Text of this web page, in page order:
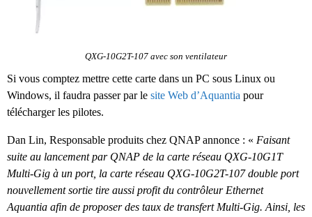
QXG-10G2T-107 avec son ventilateur
Si vous comptez mettre cette carte dans un PC sous Linux ou
Windows, il faudra passer par le site Web d’Aquantia pour
télécharger les pilotes.
Dan Lin, Responsable produits chez QNAP annonce : « Faisant
suite au lancement par QNAP de la carte réseau QXG-10G1T
Multi-Gig à un port, la carte réseau QXG-10G2T-107 double port
nouvellement sortie tire aussi profit du contrôleur Ethernet
Aquantia afin de proposer des taux de transfert Multi-Gig. Ainsi, les